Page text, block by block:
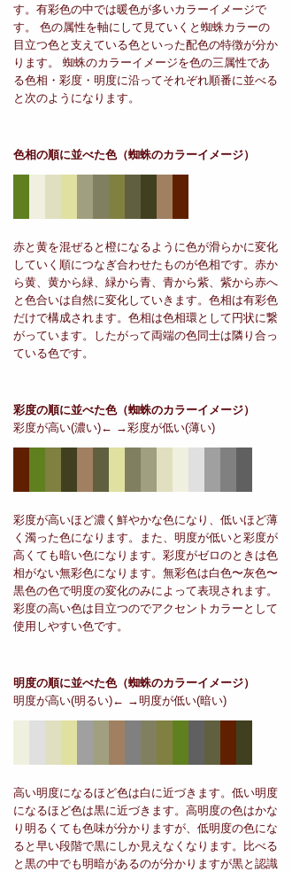
す。有彩色の中では暖色が多いカラーイメージで
す。 色の属性を軸にして見ていくと蜘蛛カラーの
目立つ色と支えている色といった配色の特徴が分か
ります。 蜘蛛のカラーイメージを色の三属性であ
る色相・彩度・明度に沿ってそれぞれ順番に並べる
と次のようになります。
色相の順に並べた色（蜘蛛のカラーイメージ）
赤と黄を混ぜると橙になるように色が滑らかに変化
していく順につなぎ合わせたものが色相です。赤か
ら黄、黄から緑、緑から青、青から紫、紫から赤へ
と色合いは自然に変化していきます。色相は有彩色
だけで構成されます。色相は色相環として円状に繋
がっています。したがって両端の色同士は隣り合っ
ている色です。
彩度の順に並べた色（蜘蛛のカラーイメージ）
彩度が高い(濃い)← →彩度が低い(薄い)
彩度が高いほど濃く鮮やかな色になり、低いほど薄
く濁った色になります。また、明度が低いと彩度が
高くても暗い色になります。彩度がゼロのときは色
相がない無彩色になります。無彩色は白色〜灰色〜
黒色の色で明度の変化のみによって表現されます。
彩度の高い色は目立つのでアクセントカラーとして
使用しやすい色です。
明度の順に並べた色（蜘蛛のカラーイメージ）
明度が高い(明るい)← →明度が低い(暗い)
高い明度になるほど色は白に近づきます。低い明度
になるほど色は黒に近づきます。高明度の色はかな
り明るくても色味が分かりますが、低明度の色にな
ると早い段階で黒にしか見えなくなります。比べる
と黒の中でも明暗があるのが分かりますが黒と認識